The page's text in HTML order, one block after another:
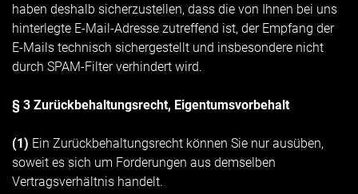
haben deshalb sicherzustellen, dass die von Ihnen bei uns
hinterlegte E-Mail-Adresse zutreffend ist, der Empfang der
E-Mails technisch sichergestellt und insbesondere nicht
durch SPAM-Filter verhindert wird.
§ 3 Zurückbehaltungsrecht, Eigentumsvorbehalt
(1) Ein Zurückbehaltungsrecht können Sie nur ausüben,
soweit es sich um Forderungen aus demselben
Vertragsverhältnis handelt.